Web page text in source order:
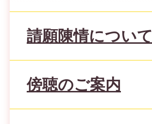
請願陳情について
傍聴のご案内